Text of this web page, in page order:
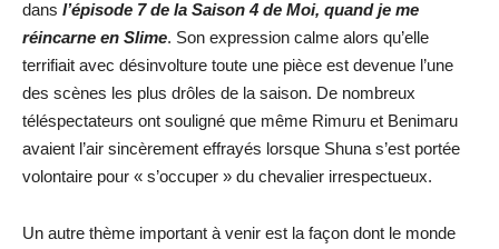
dans l’épisode 7 de la Saison 4 de Moi, quand je me
réincarne en Slime. Son expression calme alors qu’elle
terrifiait avec désinvolture toute une pièce est devenue l’une
des scènes les plus drôles de la saison. De nombreux
téléspectateurs ont souligné que même Rimuru et Benimaru
avaient l’air sincèrement effrayés lorsque Shuna s’est portée
volontaire pour « s’occuper » du chevalier irrespectueux.
Un autre thème important à venir est la façon dont le monde